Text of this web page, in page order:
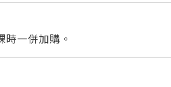
一併加購。